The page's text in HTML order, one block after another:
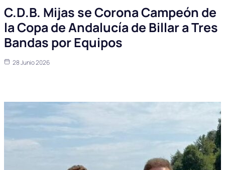
C.D.B. Mijas se Corona Campeón de
la Copa de Andalucía de Billar a Tres
Bandas por Equipos
28 Junio 2026